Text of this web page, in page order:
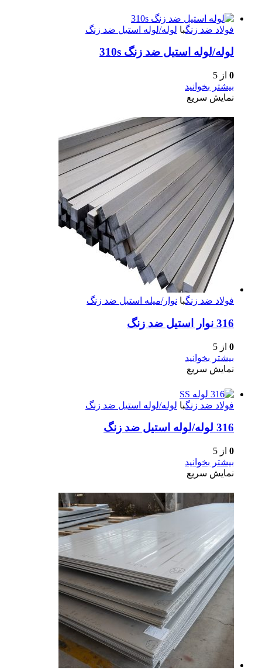
فولاد ضد زنگبا لوله/لوله استیل ضد زنگ
لوله/لوله استیل ضد زنگ 310s
0 از 5
بیشتر بخوانید
نمایش سریع
فولاد ضد زنگبا نوار/میله استیل ضد زنگ
316 نوار استیل ضد زنگ
0 از 5
بیشتر بخوانید
نمایش سریع
فولاد ضد زنگبا لوله/لوله استیل ضد زنگ
316 لوله/لوله استیل ضد زنگ
0 از 5
بیشتر بخوانید
نمایش سریع